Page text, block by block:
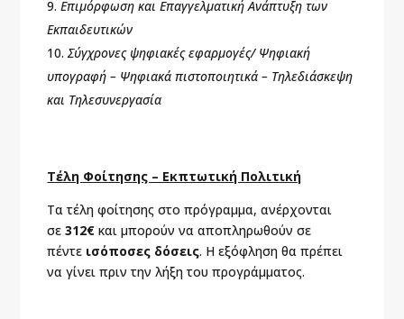
Επιμόρφωση και Επαγγελματική Ανάπτυξη των
Εκπαιδευτικών
Σύγχρονες ψηφιακές εφαρμογές/ Ψηφιακή
υπογραφή – Ψηφιακά πιστοποιητικά – Τηλεδιάσκεψη
και Τηλεσυνεργασία
Τέλη Φοίτησης – Εκπτωτική Πολιτική
Τα τέλη φοίτησης στο πρόγραμμα, ανέρχονται
σε312€ και μπορούν να αποπληρωθούν σε
πέντε ισόποσες δόσεις. Η εξόφληση θα πρέπει
να γίνει πριν την λήξη του προγράμματος.